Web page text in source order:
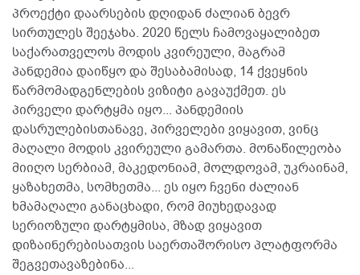
პროექტი დაარსების დღიდან ძალიან ბევრ
სირთულეს შეეჯახა. 2020 წელს ჩამოვაყალიბეთ
საქარათველოს მოდის კვირეული, მაგრამ
პანდემია დაიწყო და შესაბამისად, 14 ქვეყნის
წარმომადგენლების ვიზიტი გავაუქმეთ. ეს
პირველი დარტყმა იყო... პანდემიის
დასრულებისთანავე, პირველები ვიყავით, ვინც
მაღალი მოდის კვირეული გამართა. მონაწილეობა
მიიღო სერბიამ, მაკედონიამ, მოლდოვამ, უკრაინამ,
ყაზახეთმა, სომხეთმა... ეს იყო ჩვენი ძალიან
ხმამაღალი განაცხადი, რომ მიუხედავად
სერიოზული დარტყმისა, მზად ვიყავით
დიზაინერებისათვის საერთაშორისო პლატფორმა
შეგვეთავაზებინა...